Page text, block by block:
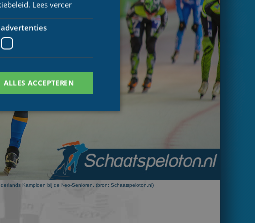
Kampioen bij de Neo-Senioren. (bron: Schaatspeloton.nl)
Lees verder
ALLES ACCEPTEREN
cookies. Deze cookies kunnen